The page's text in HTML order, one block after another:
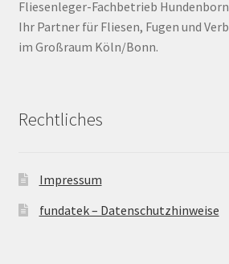
Quarzsand
Reifezeit
Rektifiziert / kalibriert
Fliesenleger-Fachbetrieb
Ihr Partner für Fliesen, Fugen und
im Großraum Köln/Bonn.
Rechtliches
Impressum
fundatek – Datenschutzhinweise